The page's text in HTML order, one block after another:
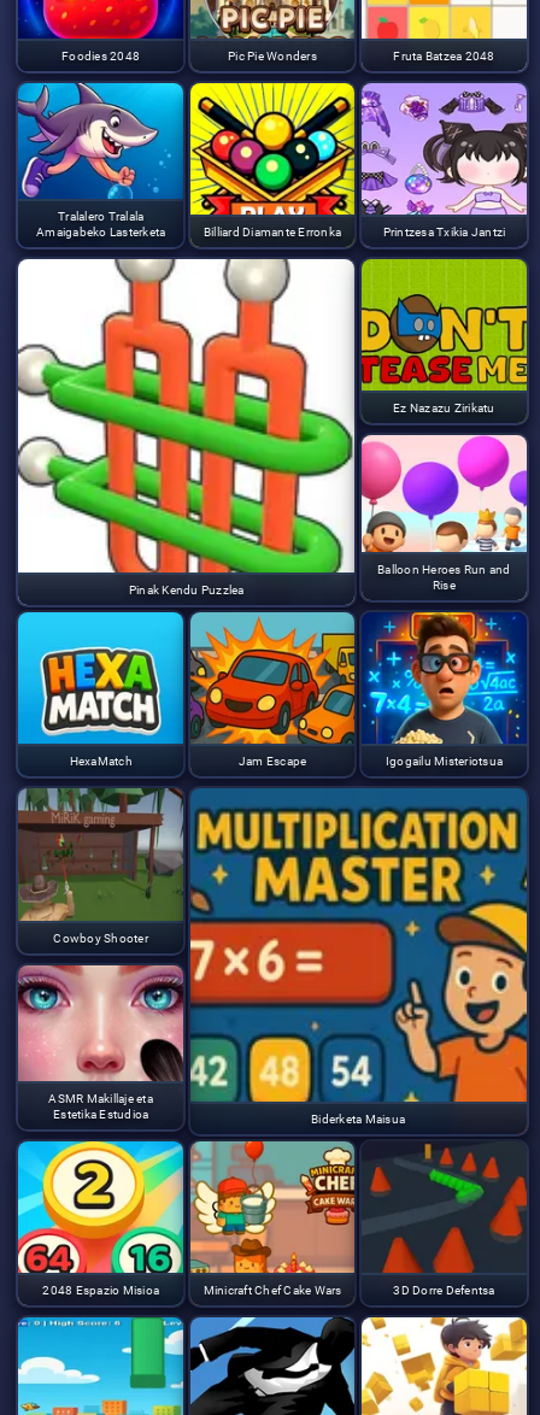
Foodies 2048 Pic Pie Wonders Fruta Batzea 2048
Tralalero Tralala
Amaigabeko Lasterketa
Billiard Diamante Erronka
Pinak Kendu Puzzlea
Printzesa Txikia Jantzi
Ez Nazazu Zirikatu
Balloon Heroes Run and
Rise
HexaMatch Jam Escape Igogailu Misteriotsua
Cowboy Shooter
Biderketa Maisua
ASMR Makillaje eta
Estetika Estudioa
2048 Espazio Misioa Minicraft Chef Cake Wars 3D Dorre Defentsa